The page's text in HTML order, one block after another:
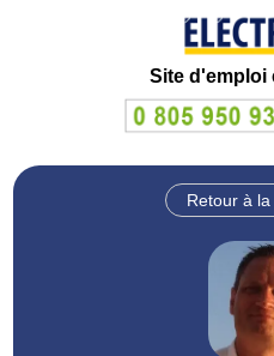
Site d'emploi
Retour à